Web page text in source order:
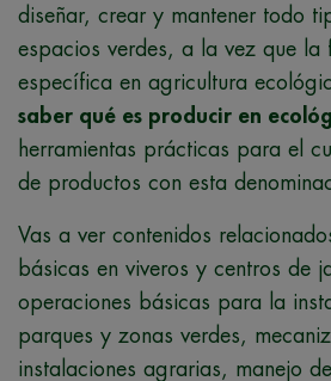
diseñar, crear y mantener todo
espacios verdes, a la vez que la
específica en agricultura
saber qué es producir en
herramientas prácticas para el
de productos con esta
Vas a ver contenidos
básicas en viveros y centros de
operaciones básicas para la
parques y zonas verdes,
instalaciones agrarias, manejo